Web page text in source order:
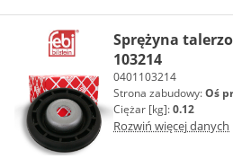
Sprężyna
103214
0401103214
Strona zabudowy:Oś
Ciężar [kg]:0.12
Rozwiń więcej danych